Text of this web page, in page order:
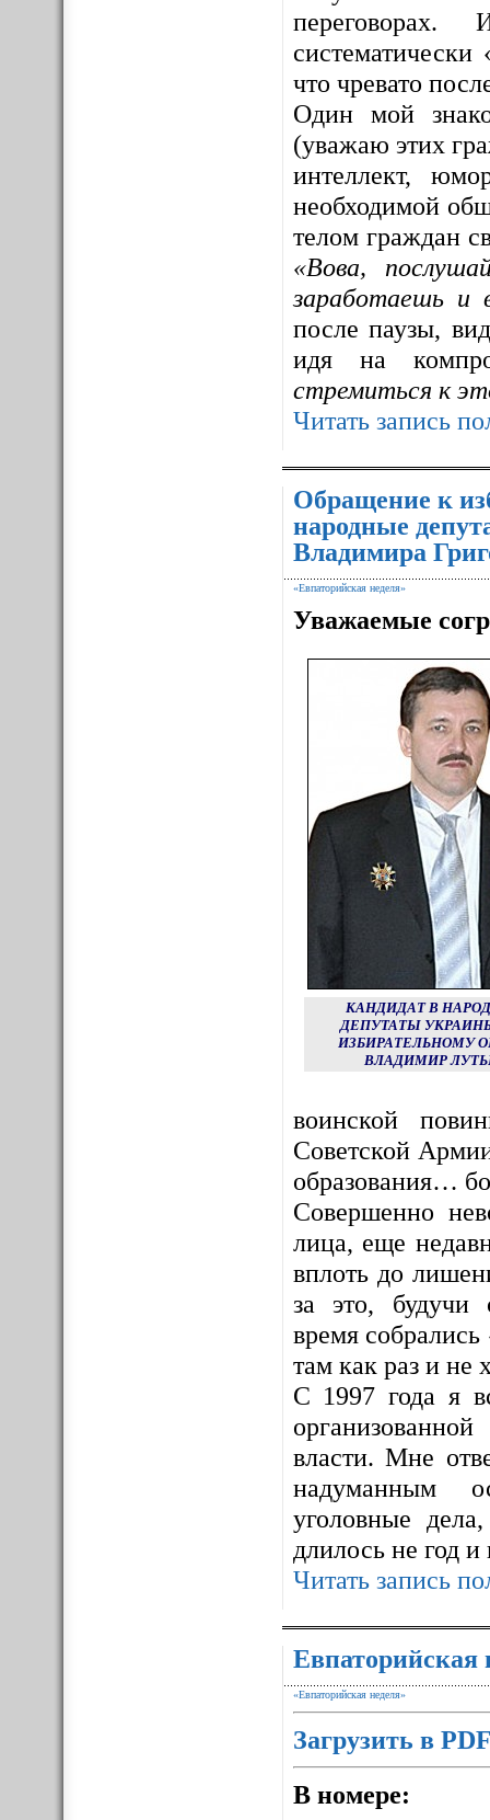
переговорах.
что чревато
Один мой
(уважаю этих
интеллект,
необходимой
телом граждан
«Вова,
заработаешь и
после паузы,
идя на
стремиться к
Читать запись
Обращение к
народные
Владимира
«Евпаторийская неделя»
Уважаемые
КАНДИДАТ В
ДЕПУТАТЫ
ИЗБИРАТЕЛЬНОМУ
ВЛАДИМИР
воинской
Советской
образования…
Совершенно
лица, еще
вплоть до
за это, будучи
время
там как раз и не
С 1997 года я
власти. Мне
надуманным
уголовные
длилось не год
Читать запись
Евпаторийская
«Евпаторийская неделя»
Загрузить в
В номере: